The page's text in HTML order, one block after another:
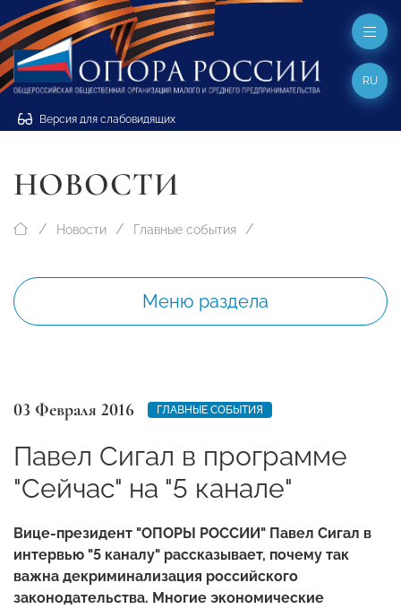
Версия для слабовидящих
RU
НОВОСТИ
Новости Главные события
Меню раздела
03 Февраля 2016 ГЛАВНЫЕ СОБЫТИЯ
Павел Сигал в программе
"Сейчас" на "5 канале"
Вице-президент "ОПОРЫ РОССИИ" Павел Сигал в
интервью "5 каналу" рассказывает, почему так
важна декриминализация российского
законодательства. Многие экономические